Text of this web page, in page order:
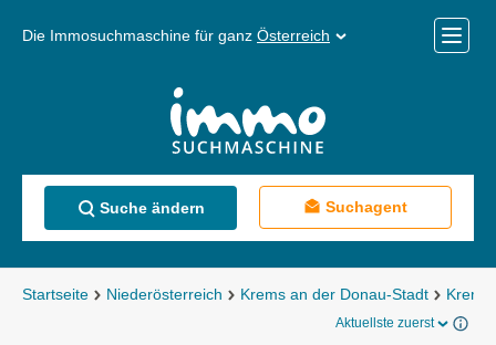
Die Immosuchmaschine für ganz Österreich
Menü
Suche ändern Suchagent
Startseite Niederösterreich Krems an der Donau-Stadt
Aktuellste zuerst